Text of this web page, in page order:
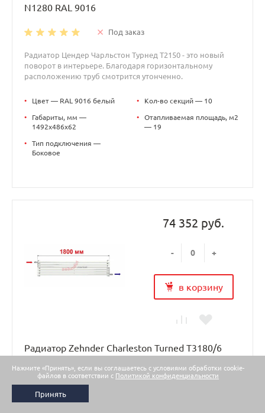
Нажмите «Принять», если вы соглашаетесь с условиями обработки cookie-
файлов в соответствии с Политикой конфиденциальности
Принять
N1280 RAL 9016
Под заказ
Радиатор Цендер Чарльстон Турнед T2150 - это новый
поворот в интерьере. Благодаря горизонтальному
расположению труб смотрится утонченно.
• Цвет — RAL 9016 белый
•
Габариты, мм —
1492x486x62
•
Тип подключения —
Боковое
• Кол-во секций — 10
•
Отапливаемая площадь, м2
— 19
74 352 руб.
- +
в корзину
Радиатор Zehnder Charleston Turned T3180/6